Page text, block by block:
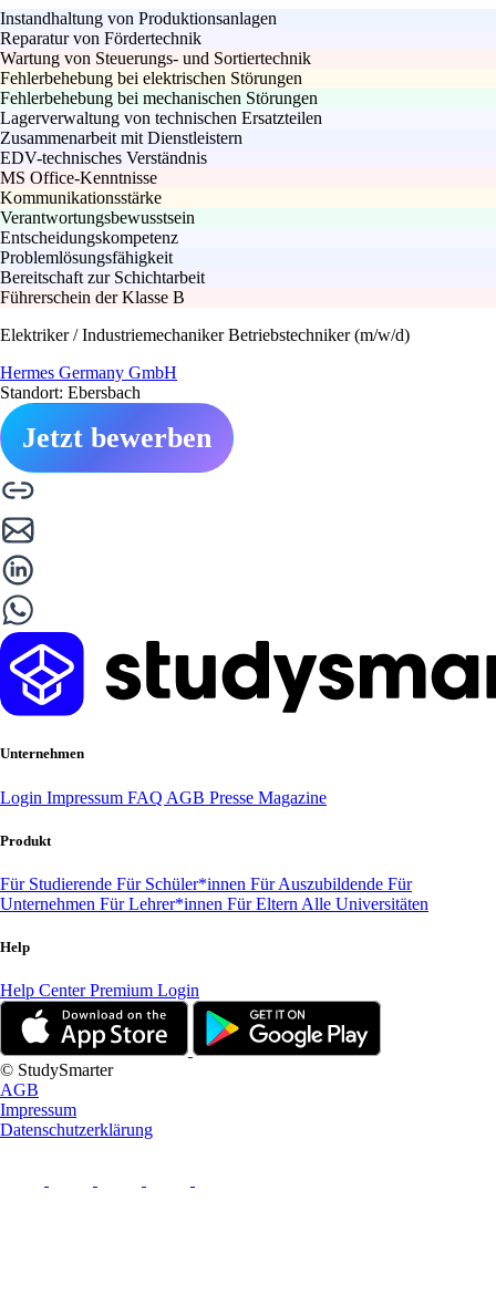
Instandhaltung von Produktionsanlagen
Reparatur von Fördertechnik
Wartung von Steuerungs- und Sortiertechnik
Fehlerbehebung bei elektrischen Störungen
Fehlerbehebung bei mechanischen Störungen
Lagerverwaltung von technischen Ersatzteilen
Zusammenarbeit mit Dienstleistern
EDV-technisches Verständnis
MS Office-Kenntnisse
Kommunikationsstärke
Verantwortungsbewusstsein
Entscheidungskompetenz
Problemlösungsfähigkeit
Bereitschaft zur Schichtarbeit
Führerschein der Klasse B
Elektriker / Industriemechaniker Betriebstechniker (m/w/d)
Hermes Germany GmbH
Standort: Ebersbach
Jetzt bewerben
Unternehmen
Login Impressum FAQ AGB Presse Magazine
Produkt
Für Studierende Für Schüler*innen Für Auszubildende Für
Unternehmen Für Lehrer*innen Für Eltern Alle Universitäten
Help
Help CenterPremium Login
© StudySmarter
AGB
Impressum
Datenschutzerklärung